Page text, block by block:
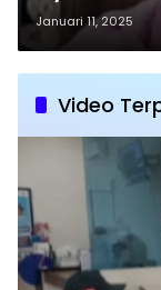
Tangerang
Januari 11, 2025
Video